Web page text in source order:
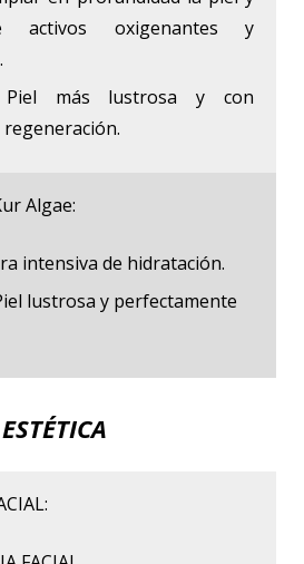
activos oxigenantes y
más lustrosa y con
regeneración.
Algae:
intensiva de hidratación.
lustrosa y perfectamente
ESTÉTICA